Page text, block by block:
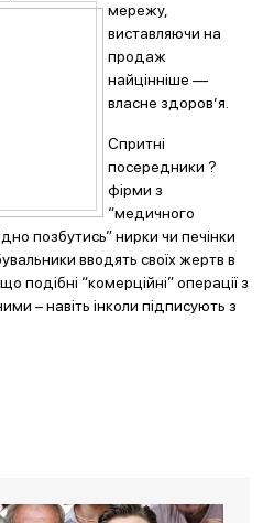
мережу,
виставляючи на
продаж
найцінніше —
власне здоров’я.
Спритні
посередники ?
фірми з
“медичного
позбутись” нирки чи печінки
вводять своїх жертв в
подібні “комерційні” операції з
– навіть інколи підписують з